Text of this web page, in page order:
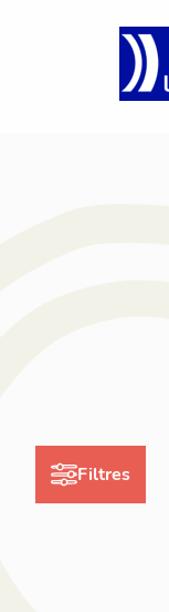
Filtres